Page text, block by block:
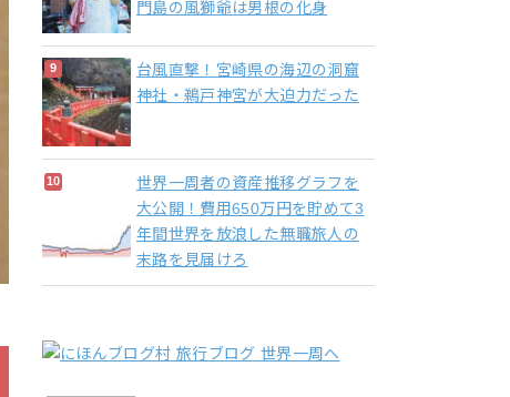
門島の風獅爺は男根の化身
台風直撃！宮崎県の海辺の洞窟
神社・鵜戸神宮が大迫力だった
世界一周者の資産推移グラフを
大公開！費用650万円を貯めて3
年間世界を放浪した無職旅人の
末路を見届けろ